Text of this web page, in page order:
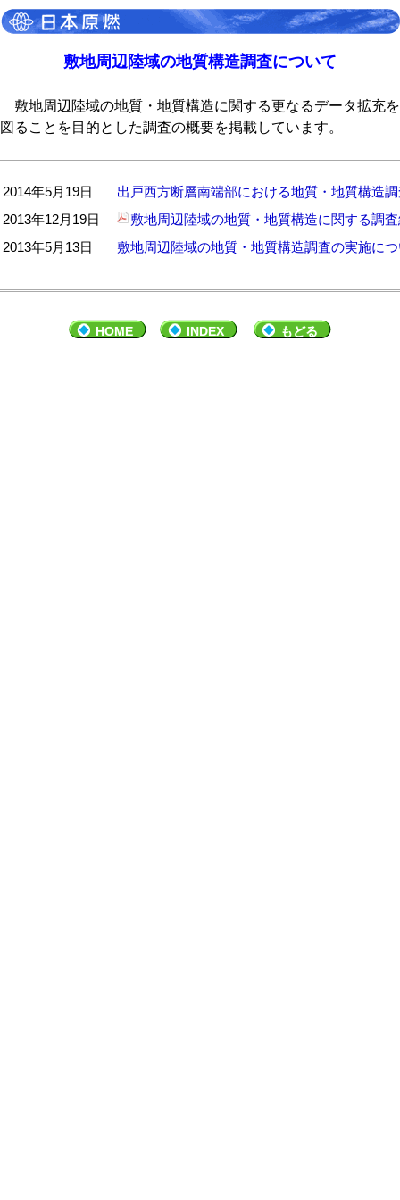
敷地周辺陸域の地質構造調査について
敷地周辺陸域の地質・地質構造に関する更なるデータ拡充を
図ることを目的とした調査の概要を掲載しています。
2014年5月19日
出戸西方断層南端部における地質・地質構造
2013年12月19日
敷地周辺陸域の地質・地質構造に関する調
2013年5月13日
敷地周辺陸域の地質・地質構造調査の実施に
HOME INDEX もどる